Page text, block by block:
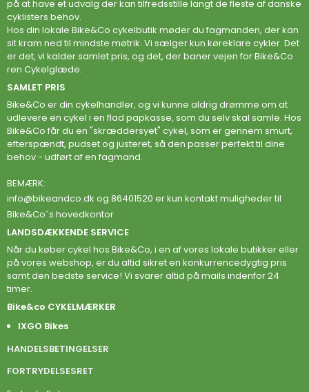
på at have et udvalg der kan tilfredsstille langt de fleste af danske
cyklisters behov.
Hos din lokale Bike&Co cykelbutik møder du fagmanden, der kan
sit kram ned til mindste møtrik. Vi sælger kun køreklare cykler. Det
er det, vi kalder samlet pris, og det, der baner vejen for Bike&Co
ren Cykelglæde.
SAMLET PRIS
Bike&Co er din cykelhandler, og vi kunne aldrig drømme om at
udlevere en cykel i en flad papkasse, som du selv skal samle. Hos
Bike&Co får du en "skræddersyet" cykel, som er gennem smurt,
efterspændt, pudset og justeret, så den passer perfekt til dine
behov - udført af en fagmand.
BEMÆRK:
info@bikeandco.dk og 86401520 er kun kontakt muligheder til
Bike&Co´s hovedkontor.
LANDSDÆKKENDE SERVICE
Når du køber cykel hos Bike&Co, i en af vores lokale butikker eller
på vores webshop, er du altid sikret en konkurrencedygtig pris
samt den bedste service! Vi svarer altid på mails indenfor 24
timer.
Bike&co CYKELMÆRKER
IXGO Bikes
HANDELSBETINGELSER
FORTRYDELSESRET